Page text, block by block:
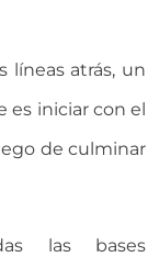
líneas atrás, un
es iniciar con el
de culminar
las bases